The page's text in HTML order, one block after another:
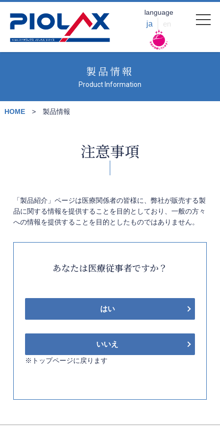
language
ja en
製品情報
Product Information
HOME 製品情報
注意事項
「製品紹介」ページは医療関係者の皆様に、弊社が販売する製
品に関する情報を提供することを目的としており、一般の方々
への情報を提供することを目的としたものではありません。
あなたは医療従事者ですか？
はい
いいえ
※トップページに戻ります